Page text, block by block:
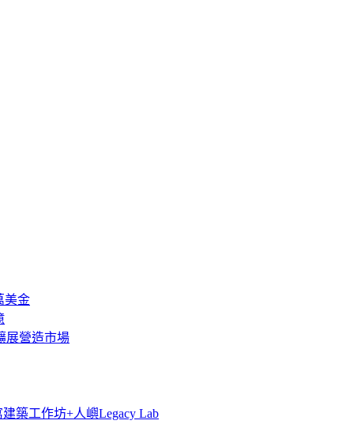
美金
展營造市場
築工作坊+人嶼Legacy Lab